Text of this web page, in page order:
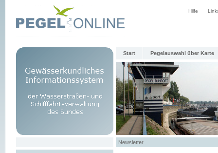
Hilfe
Start Pegelauswahl über Karte
Newsletter